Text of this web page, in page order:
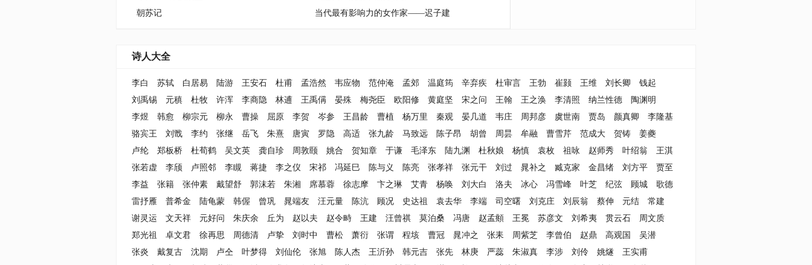
朝苏记
当代最有影响力的女作家——迟子建
诗人大全
李白 苏轼 白居易 陆游 王安石 杜甫 孟浩然 韦应物 范仲淹 孟郊 温庭筠 辛弃疾 杜审言 王勃 崔颢 王维 刘长卿
钱起
刘禹锡
元稹 杜牧 许浑 李商隐 林逋 王禹偁 晏殊 梅尧臣 欧阳修 黄庭坚 宋之问 王翰 王之涣 李清照 纳兰性德
陶渊明
李煜
韩愈 柳宗元 柳永 曹操 屈原 李贺 岑参 王昌龄 曹植 杨万里 秦观 晏几道 韦庄 周邦彦 虞世南 贾岛 颜真卿
李隆基
骆宾王
刘戬 李约 张继 岳飞 朱熹 唐寅 罗隐 高适 张九龄 马致远 陈子昂 胡曾 周昙 牟融 曹雪芹 范成大 贺铸
姜夔
卢纶
郑板桥 杜荀鹤 吴文英 龚自珍 周敦颐 姚合 贺知章 于谦 毛泽东 陆九渊 杜秋娘 杨慎 袁枚 祖咏 赵师秀 叶绍翁
王淇
张若虚
李颀 卢照邻 李瞡 蒋捷 李之仪 宋祁 冯延巳 陈与义 陈亮 张孝祥 张元干 刘过 晁补之 臧克家 金昌绪 刘方平
贾至
李益
张籍 张仲素 戴望舒 郭沫若 朱湘 席慕蓉 徐志摩 卞之琳 艾青 杨唤 刘大白 洛夫 冰心 冯雪峰 叶芝 纪弦 顾城
歌德
雷抒雁
普希金 陆龟蒙 韩偓 曾巩 晁端友 汪元量 陈沆 顾况 史达祖 袁去华 李端 司空曙 刘克庄 刘辰翁 蔡伸 元结
常建
谢灵运
文天祥 元好问 朱庆余 丘为 赵以夫 赵令畤 王建 汪曾祺 莫泊桑 冯唐 赵孟頫 王冕 苏彦文 刘希夷 贯云石
周文质
郑光祖
卓文君 徐再思 周德清 卢挚 刘时中 曹松 萧衍 张谓 程垓 曹冠 晁冲之 张耒 周紫芝 李曾伯 赵鼎 高观国
吴潜
张炎
戴复古 沈期 卢仝 叶梦得 刘仙伦 张旭 陈人杰 王沂孙 韩元吉 张先 林庚 严蕊 朱淑真 李涉 刘伶 姚燧
王实甫